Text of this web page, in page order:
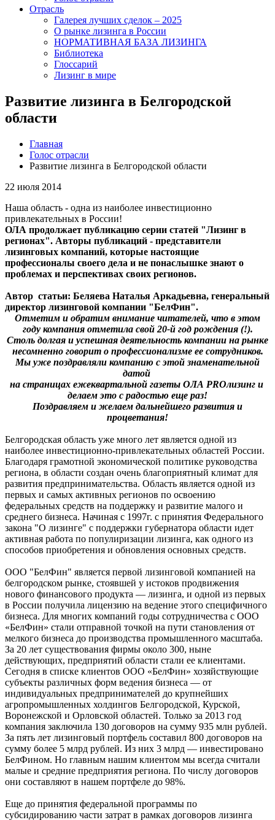
Отрасль
Галерея лучших сделок – 2025
О рынке лизинга в России
НОРМАТИВНАЯ БАЗА ЛИЗИНГА
Библиотека
Глоссарий
Лизинг в мире
Развитие лизинга в Белгородской
области
Главная
Голос отрасли
Развитие лизинга в Белгородской области
22 июля 2014
Наша область - одна из наиболее инвестиционно
привлекательных в России!
ОЛА продолжает публикацию серии статей "Лизинг в
регионах". Авторы публикаций - представители
лизинговых компаний, которые настоящие
профессионалы своего дела и не понаслышке знают о
проблемах и перспективах своих регионов.
Автор статьи: Беляева Наталья Аркадьевна, генеральный
директор лизинговой компании "БелФин".
Отметим и обратим внимание читателей, что в этом
году компания отметила свой 20-й год рождения (!).
Столь долгая и успешная деятельность компании на рынке
несомненно говорит о профессионализме ее сотрудников.
Мы уже поздравляли компанию с этой знаменательной
датой
на страницах ежеквартальной газеты ОЛА PROлизинг и
делаем это с радостью еще раз!
Поздравляем и желаем дальнейшего развития и
процветания!
Белгородская область уже много лет является одной из
наиболее инвестиционно-привлекательных областей России.
Благодаря грамотной экономической политике руководства
региона, в области создан очень благоприятный климат для
развития предпринимательства. Область является одной из
первых и самых активных регионов по освоению
федеральных средств на поддержку и развитие малого и
среднего бизнеса. Начиная с 1997г. с принятия Федерального
закона "О лизинге" с поддержки губернатора области идет
активная работа по популиризации лизинга, как одного из
способов приобретения и обновления основных средств.
ООО "БелФин" является первой лизинговой компанией на
белгородском рынке, стоявшей у истоков продвижения
нового финансового продукта — лизинга, и одной из первых
в России получила лицензию на ведение этого специфичного
бизнеса. Для многих компаний годы сотрудничества с ООО
«БелФин» стали отправной точкой на пути становления от
мелкого бизнеса до производства промышленного масштаба.
За 20 лет существования фирмы около 300, ныне
действующих, предприятий области стали ее клиентами.
Сегодня в списке клиентов ООО «БелФин» хозяйствующие
субъекты различных форм ведения бизнеса — от
индивидуальных предпринимателей до крупнейших
агропромышленных холдингов Белгородской, Курской,
Воронежской и Орловской областей. Только за 2013 год
компания заключила 130 договоров на сумму 935 млн рублей.
За пять лет лизинговый портфель составил 800 договоров на
сумму более 5 млрд рублей. Из них 3 млрд — инвестировано
БелФином. Но главным нашим клиентом мы всегда считали
малые и средние предприятия региона. По числу договоров
они составляют в нашем портфеле до 98%.
Еще до принятия федеральной программы по
субсидированию части затрат в рамках договоров лизинга